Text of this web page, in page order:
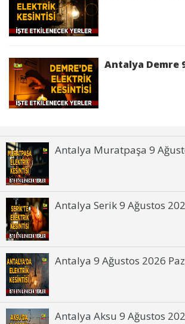
Antalya Demre
Antalya Muratpaşa 9
Antalya Serik 9 Ağustos
Antalya 9 Ağustos 2026
Antalya Aksu 9 Ağustos